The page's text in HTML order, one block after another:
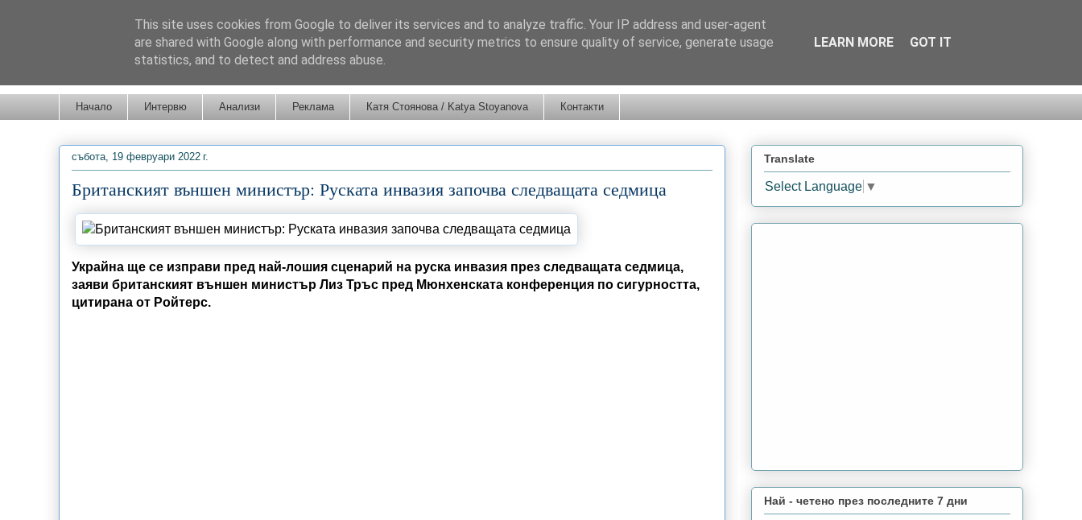
Начало Интервю Анализи Реклама Катя Стоянова / Katya Stoyanova Контакти
събота, 19 февруари 2022 г.
Британският външен министър: Руската инвазия започва следващата седмица
Украйна ще се изправи пред най-лошия сценарий на руска инвазия през следващата седмица,
заяви британският външен министър Лиз Тръс пред Мюнхенската конференция по сигурността,
цитирана от Ройтерс.
Translate
Select Language ▼
Най - четено през последните 7 дни
This site uses cookies from Google to deliver its services and to analyze traffic. Your IP address and user-agent
are shared with Google along with performance and security metrics to ensure quality of service, generate usage
statistics, and to detect and address abuse.
LEARN MORE GOT IT